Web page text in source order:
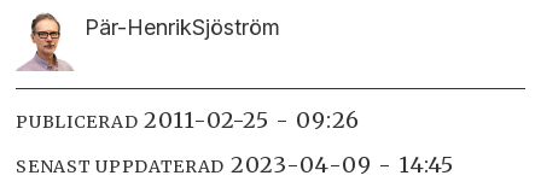
Pär-HenrikSjöström
PUBLICERAD 2011-02-25 - 09:26
SENAST UPPDATERAD 2023-04-09 - 14:45